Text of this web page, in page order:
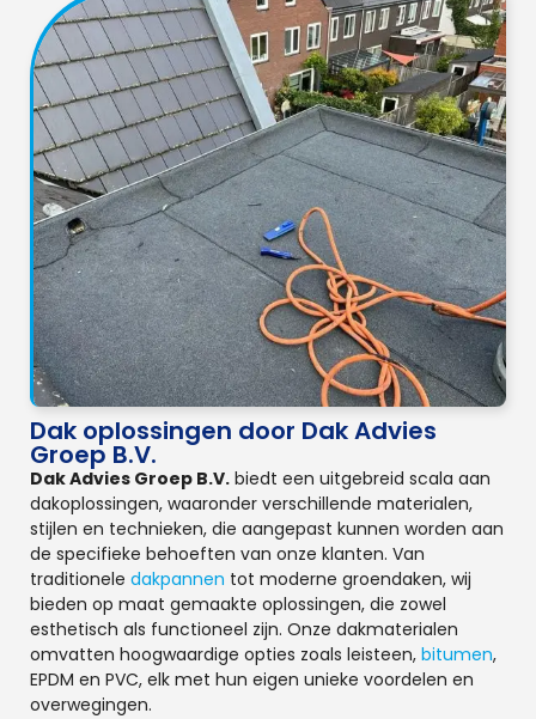
Dak oplossingen door Dak Advies
Groep B.V.
Dak Advies Groep B.V. biedt een uitgebreid scala aan
dakoplossingen, waaronder verschillende materialen,
stijlen en technieken, die aangepast kunnen worden aan
de specifieke behoeften van onze klanten. Van
traditionele dakpannen tot moderne groendaken, wij
bieden op maat gemaakte oplossingen, die zowel
esthetisch als functioneel zijn. Onze dakmaterialen
omvatten hoogwaardige opties zoals leisteen, bitumen,
EPDM en PVC, elk met hun eigen unieke voordelen en
overwegingen.